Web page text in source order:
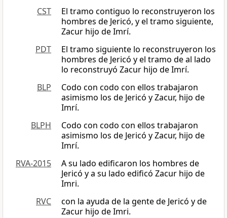
CST
El tramo contiguo lo reconstruyeron los
hombres de Jericó, y el tramo siguiente,
Zacur hijo de Imrí.
PDT
El tramo siguiente lo reconstruyeron los
hombres de Jericó y el tramo de al lado
lo reconstruyó Zacur hijo de Imrí.
BLP
Codo con codo con ellos trabajaron
asimismo los de Jericó y Zacur, hijo de
Imrí.
BLPH
Codo con codo con ellos trabajaron
asimismo los de Jericó y Zacur, hijo de
Imrí.
RVA-2015
A su lado edificaron los hombres de
Jericó y a su lado edificó Zacur hijo de
Imri.
RVC
con la ayuda de la gente de Jericó y de
Zacur hijo de Imri.